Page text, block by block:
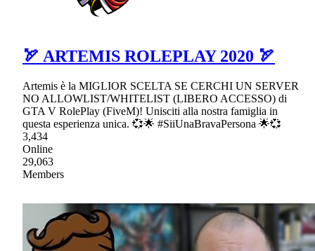
🏹 ARTEMIS ROLEPLAY 2020 🏹
Artemis è la MIGLIOR SCELTA SE CERCHI UN SERVER
NO ALLOWLIST/WHITELIST (LIBERO ACCESSO) di
GTA V RolePlay (FiveM)! Unisciti alla nostra famiglia in
questa esperienza unica. 💞🌟 #SiiUnaBravaPersona 🌟💞
3,434
Online
29,063
Members